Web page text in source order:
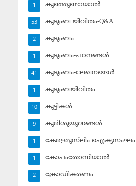
കുഞ്ഞുണ്ടായാല്‍
1
കുടുംബ ജീവിതം-Q&A
53
കുടുംബം
2
കുടുംബം-പഠനങ്ങള്‍
1
കുടുംബം-ലേഖനങ്ങള്‍
41
കുടുംബജീവിതം
1
കുട്ടികള്‍
10
കുരിശുയുദ്ധങ്ങള്‍
9
കേരളമുസ്‌ലിം ഐക്യസംഘം
1
കോപംതോന്നിയാല്‍
1
ക്രോഡീകരണം
2